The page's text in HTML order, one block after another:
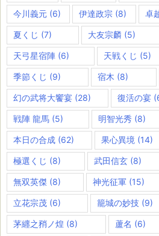
今川義元 (6) 伊達政宗 (8) 卓
夏くじ (7) 大友宗麟 (5)
天弓星宿陣 (6) 天戦くじ (5)
季節くじ (9) 宿木 (8)
幻の武将大饗宴 (28) 復活の宴
戦陣 龍馬 (5) 明智光秀 (8)
本日の合成 (62) 果心異境 (14)
極選くじ (8) 武田信玄 (8)
無双英傑 (8) 神光征軍(15)
立花宗茂 (6) 籠城の妙技(9)
茅纒之矟ノ煌 (8) 蘆名 (6)